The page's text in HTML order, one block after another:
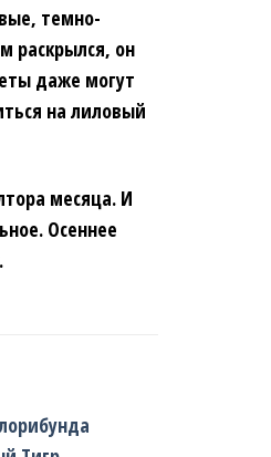
темно-
раскрылся, он
даже могут
на лиловый
месяца. И
Осеннее